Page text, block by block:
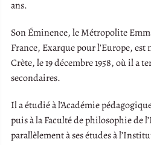
ans.
Son Éminence, le Métropolite
France, Exarque pour l’Europe, est
Crète, le 19 décembre 1958, où il a
secondaires.
Il a étudié à l’Académie
puis à la Faculté de philosophie de
parallèlement à ses études à